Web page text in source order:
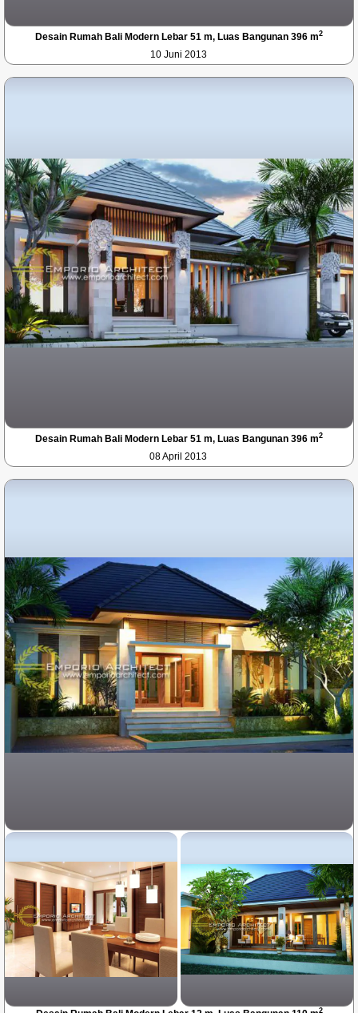
Desain Rumah Bali Modern Lebar 51 m, Luas Bangunan 396 m2
10 Juni 2013
Desain Rumah Bali Modern Lebar 51 m, Luas Bangunan 396 m2
08 April 2013
2